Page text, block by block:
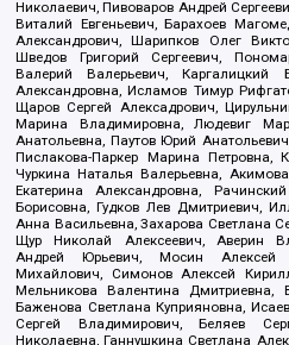
Николаевич, Пивоваров Андрей
Виталий Евгеньевич, Барахоев
Александрович, Шарипков Олег
Шведов Григорий Сергеевич,
Валерий Валерьевич,
Александровна, Исламов Тимур
Щаров Сергей Алексадрович,
Марина Владимировна, Людевиг
Анатольевна, Паутов Юрий
Пислакова-Паркер Марина Петровна,
Чуркина Наталья Валерьевна,
Екатерина Александровна,
Борисовна, Гудков Лев Дмитриевич,
Анна Васильевна, Захарова Светлана
Щур Николай Алексеевич, Аверин
Андрей Юрьевич, Мосин Алексей
Михайлович, Симонов Алексей
Мельникова Валентина Дмитриевна,
Баженова Светлана Куприяновна,
Сергей Владимирович, Беляев
Николаевна, Ганнушкина Светлана